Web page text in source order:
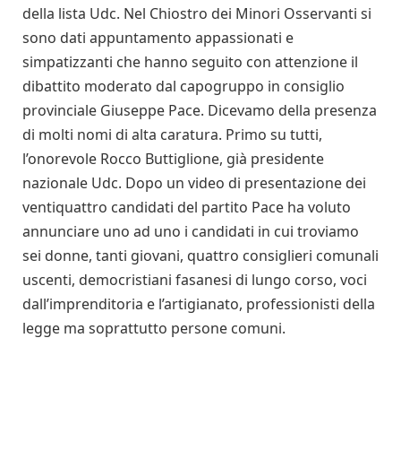
della lista Udc. Nel Chiostro dei Minori Osservanti si
sono dati appuntamento appassionati e
simpatizzanti che hanno seguito con attenzione il
dibattito moderato dal capogruppo in consiglio
provinciale Giuseppe Pace. Dicevamo della presenza
di molti nomi di alta caratura. Primo su tutti,
l’onorevole Rocco Buttiglione, già presidente
nazionale Udc. Dopo un video di presentazione dei
ventiquattro candidati del partito Pace ha voluto
annunciare uno ad uno i candidati in cui troviamo
sei donne, tanti giovani, quattro consiglieri comunali
uscenti, democristiani fasanesi di lungo corso, voci
dall’imprenditoria e l’artigianato, professionisti della
legge ma soprattutto persone comuni.